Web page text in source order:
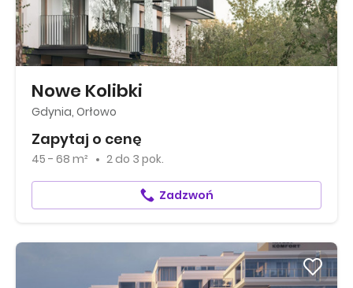
Nowe Kolibki
Gdynia, Orłowo
Zapytaj o cenę
45 - 68 m² 2 do 3 pok.
Zadzwoń